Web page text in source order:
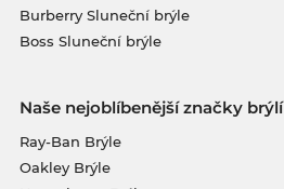
Burberry Sluneční brýle
Boss Sluneční brýle
Naše nejoblíbenější značky brýlí
Ray-Ban Brýle
Oakley Brýle